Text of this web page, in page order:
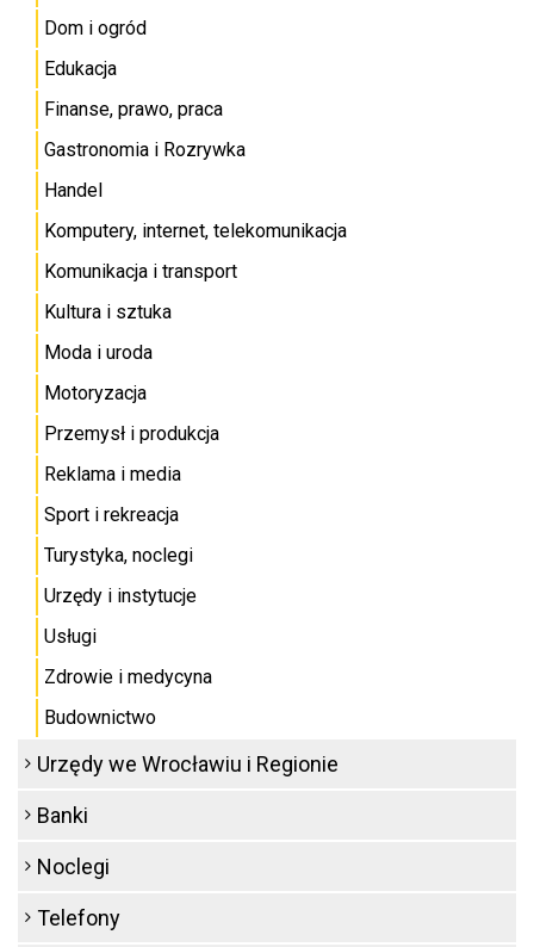
Dom i ogród
Edukacja
Finanse, prawo, praca
Gastronomia i Rozrywka
Handel
Komputery, internet, telekomunikacja
Komunikacja i transport
Kultura i sztuka
Moda i uroda
Motoryzacja
Przemysł i produkcja
Reklama i media
Sport i rekreacja
Turystyka, noclegi
Urzędy i instytucje
Usługi
Zdrowie i medycyna
Budownictwo
Urzędy we Wrocławiu i Regionie
Banki
Noclegi
Telefony